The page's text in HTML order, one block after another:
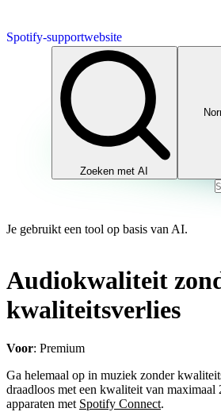
Spotify-supportwebsite
Zoeken met AI
Je gebruikt een tool op basis van AI.
Audiokwaliteit
kwaliteitsverlies
Voor: Premium
Ga helemaal op in muziek zonder
draadloos met een kwaliteit van maximaal
apparaten met Spotify Connect.